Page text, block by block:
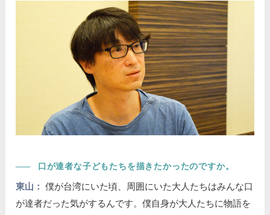
―― 口が達者な子どもたちを描きたかったのですか。
東山：
僕が台湾にいた頃、周囲にいた大人たちはみんな口
が達者だった気がするんです。僕自身が大人たちに物語を